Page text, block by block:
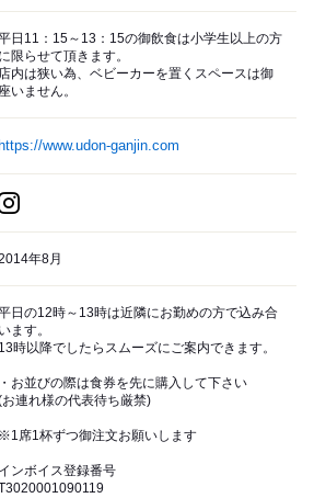
日11：15～13：15の御飲食は小学生以上の方
に限らせて頂きます。
店内は狭い為、ベビーカーを置くスペースは御
座いません。
https://www.udon-ganjin.com
年8月
日の12時～13時は近隣にお勤めの方で込み合
います。
13時以降でしたらスムーズにご案内できます。
・お並びの際は食券を先に購入して下さい
お連れ様の代表待ち厳禁)
※1席1杯ずつ御注文お願いします
インボイス登録番号